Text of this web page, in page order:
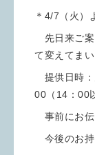
＊4/7（火）
先日来ご案
て変えてまい
提供日時
00（14：00
事前にお伝
今後のお持